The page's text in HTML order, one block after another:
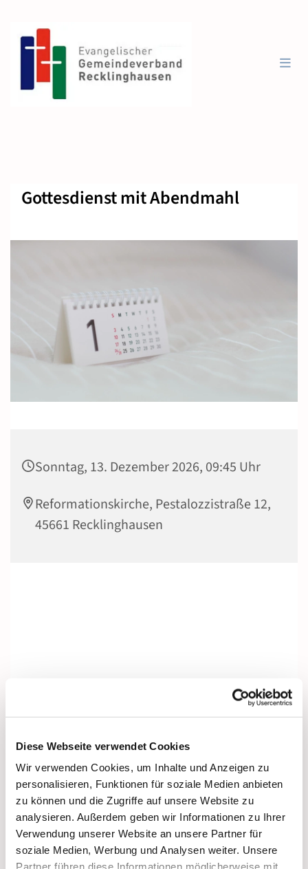
Diese Webseite verwendet Cookies
Wir verwenden Cookies, um Inhalte und Anzeigen zu
personalisieren, Funktionen für soziale Medien anbieten
zu können und die Zugriffe auf unsere Website zu
analysieren. Außerdem geben wir Informationen zu Ihrer
Verwendung unserer Website an unsere Partner für
soziale Medien, Werbung und Analysen weiter. Unsere
Partner führen diese Informationen möglicherweise mit
Gottesdienst mit Abendmahl
Sonntag, 13. Dezember 2026, 09:45 Uhr
Reformationskirche, Pestalozzistraße 12,
45661 Recklinghausen